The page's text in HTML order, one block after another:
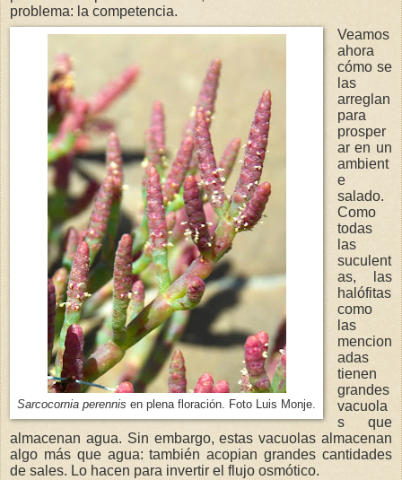
problema: la competencia.
Sarcocornia perennis en plena floración. Foto Luis Monje.
Veamos
ahora
cómo se
las
arreglan
para
prosper
ar en un
ambient
e
salado.
Como
todas
las
suculent
as, las
halófitas
como
las
mencion
adas
tienen
grandes
vacuola
s que
almacenan agua. Sin embargo, estas vacuolas almacenan
algo más que agua: también acopian grandes cantidades
de sales. Lo hacen para invertir el flujo osmótico.